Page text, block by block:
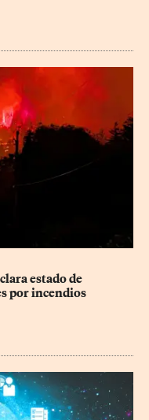
estado de
por incendios